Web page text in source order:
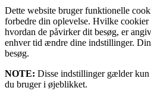
Dette website bruger funktionelle
forbedre din oplevelse. Hvilke cookier
hvordan de påvirker dit besøg, er
enhver tid ændre dine indstillinger.
besøg.
NOTE: Disse indstillinger gælder kun
du bruger i øjeblikket.